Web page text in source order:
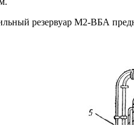
резервуар М2-ВБА